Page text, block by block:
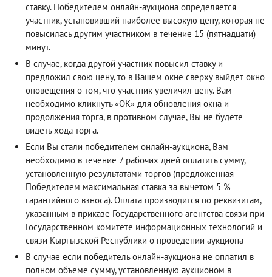
ставку. Победителем онлайн-аукциона определяется
участник, установивший наиболее высокую цену, которая не
повысилась другим участником в течение 15 (пятнадцати)
минут.
В случае, когда другой участник повысил ставку и
предложил свою цену, то в Вашем окне сверху выйдет окно
оповещения о том, что участник увеличил цену. Вам
необходимо кликнуть «ОК» для обновления окна и
продолжения торга, в противном случае, Вы не будете
видеть хода торга.
Если Вы стали победителем онлайн-аукциона, Вам
необходимо в течение 7 рабочих дней оплатить сумму,
установленную результатами торгов (предложенная
Победителем максимальная ставка за вычетом 5 %
гарантийного взноса). Оплата производится по реквизитам,
указанным в приказе Государственного агентства связи при
Государственном комитете информационных технологий и
связи Кыргызской Республики о проведении аукциона
В случае если победитель онлайн-аукциона не оплатил в
полном объеме сумму, установленную аукционом в